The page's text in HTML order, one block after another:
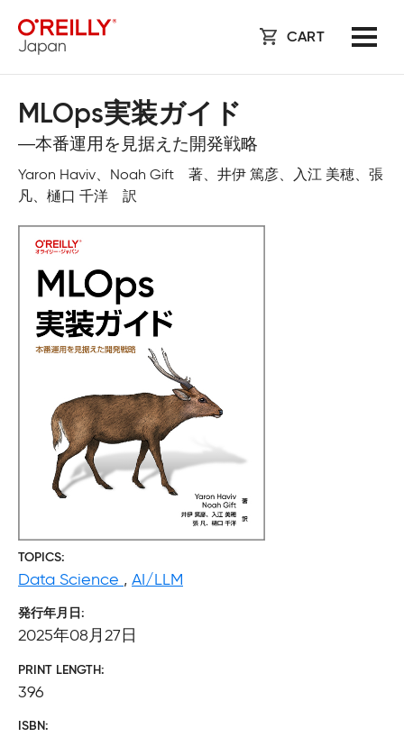
CART
MLOps実装ガイド
―本番運用を見据えた開発戦略
Yaron Haviv、Noah Gift 著、井伊 篤彦、入江 美穂、張
凡、樋口 千洋 訳
TOPICS
Data Science , AI/LLM
発行年月日
2025年08月27日
PRINT LENGTH
396
ISBN